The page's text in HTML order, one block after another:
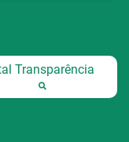
Transparência